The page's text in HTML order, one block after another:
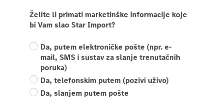
Želite li primati marketinške informacije koje
bi Vam slao Star Import?
Da, putem elektroničke pošte (npr. e-
mail, SMS i sustav za slanje trenutačnih
poruka)
Da, telefonskim putem (pozivi uživo)
Da, slanjem putem pošte